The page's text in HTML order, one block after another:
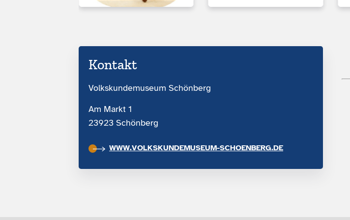
Kontakt
Volkskundemuseum Schönberg
Am Markt 1
23923 Schönberg
WWW.VOLKSKUNDEMUSEUM-SCHOENBERG.DE